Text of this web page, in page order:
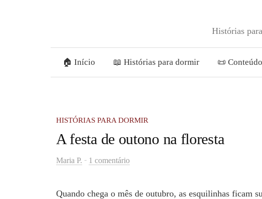
Histórias
🏠 Início 📖 Histórias para dormir 📜 Conteúdo
HISTÓRIAS PARA DORMIR
A festa de outono na floresta
Maria P. - 1 comentário
Quando chega o mês de outubro, as esquilinhas ficam